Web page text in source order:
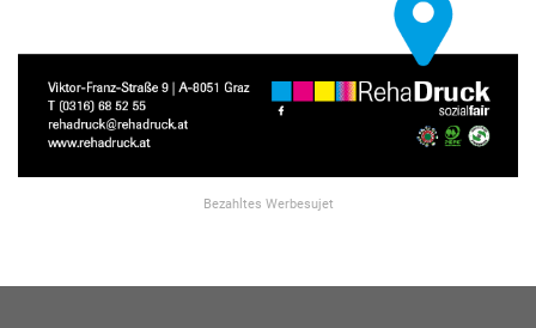
Bezahltes Werbesujet